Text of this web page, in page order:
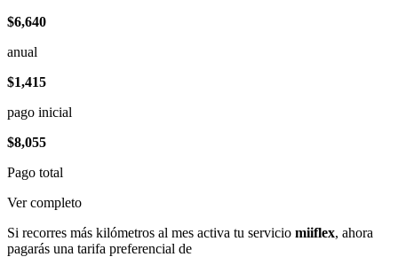
$6,640
anual
$1,415
pago inicial
$8,055
Pago total
Ver completo
Si recorres más kilómetros al mes activa tu servicio miiflex, ahora
pagarás una tarifa preferencial de